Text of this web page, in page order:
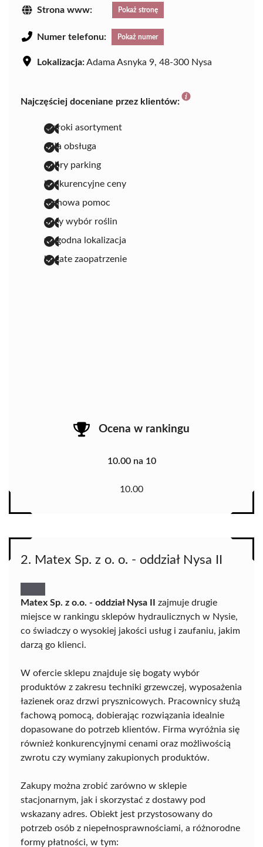
Strona www: Pokaż stronę
Numer telefonu: Pokaż numer
Lokalizacja:Adama Asnyka 9, 48-300 Nysa
Najczęściej doceniane przez klientów:
szeroki asortyment
miła obsługa
dobry parking
konkurencyjne ceny
fachowa pomoc
duży wybór roślin
wygodna lokalizacja
bogate zaopatrzenie
Ocena w rankingu
10.00 na 10
10.00
2. Matex Sp. z o. o. - oddział Nysa II
Matex Sp. z o.o. - oddział Nysa II
zajmuje drugie
miejsce w rankingu sklepów hydraulicznych w Nysie,
co świadczy o wysokiej jakości usług i zaufaniu, jakim
darzą go klienci.
W ofercie sklepu znajduje się bogaty wybór
produktów z zakresu techniki grzewczej, wyposażenia
łazienek oraz drzwi prysznicowych. Pracownicy służą
fachową pomocą, dobierając rozwiązania idealnie
dopasowane do potrzeb klientów. Firma wyróżnia się
również konkurencyjnymi cenami oraz możliwością
zwrotu czy wymiany zakupionych produktów.
Zakupy można zrobić zarówno w sklepie
stacjonarnym, jak i skorzystać z dostawy pod
wskazany adres. Obiekt jest przystosowany do
potrzeb osób z niepełnosprawnościami, a różnorodne
formy płatności, w tym: